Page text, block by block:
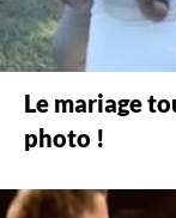
Le mariage
photo !